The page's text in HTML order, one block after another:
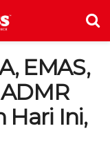
EMAS,
Hari Ini,